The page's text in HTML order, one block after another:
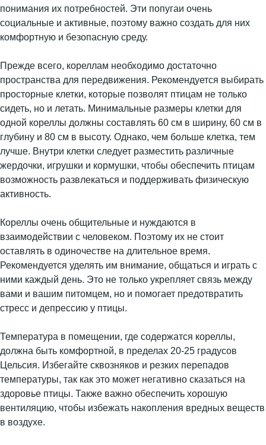
понимания их потребностей. Эти попугаи очень
социальные и активные, поэтому важно создать для них
комфортную и безопасную среду.
Прежде всего, кореллам необходимо достаточно
пространства для передвижения. Рекомендуется выбирать
просторные клетки, которые позволят птицам не только
сидеть, но и летать. Минимальные размеры клетки для
одной кореллы должны составлять 60 см в ширину, 60 см в
глубину и 80 см в высоту. Однако, чем больше клетка, тем
лучше. Внутри клетки следует разместить различные
жердочки, игрушки и кормушки, чтобы обеспечить птицам
возможность развлекаться и поддерживать физическую
активность.
Кореллы очень общительные и нуждаются в
взаимодействии с человеком. Поэтому их не стоит
оставлять в одиночестве на длительное время.
Рекомендуется уделять им внимание, общаться и играть с
ними каждый день. Это не только укрепляет связь между
вами и вашим питомцем, но и помогает предотвратить
стресс и депрессию у птицы.
Температура в помещении, где содержатся кореллы,
должна быть комфортной, в пределах 20-25 градусов
Цельсия. Избегайте сквозняков и резких перепадов
температуры, так как это может негативно сказаться на
здоровье птицы. Также важно обеспечить хорошую
вентиляцию, чтобы избежать накопления вредных веществ
в воздухе.